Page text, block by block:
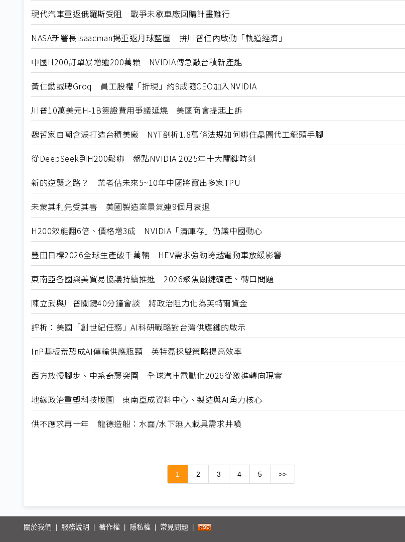
現代汽車重返俄羅斯受阻 戰爭未歇車廠回購計畫難行
NASA新署長Isaacman揭重返月球藍圖 拚川普任內啟動「軌道經濟」
中國H200訂單暴增逾200萬顆 NVIDIA傳急敲台積新產能
黃仁勳誠聘Groq 員工股權「折現」約9成隨CEO加入NVIDIA
川普10萬美元H-1B簽證費用爭議延燒 美國商會提起上訴
魏哲家自嘲含淚打造台積美廠 NYT剖析1.8萬條法規如何綁住晶圓代工龍頭手腳
從DeepSeek到H200鬆綁 盤點NVIDIA 2025年十大關鍵時刻
新的逆襲之路？ 業者估未來5~10年中國將竄出多家TPU
未蒙其利先受其害 美國製造業景氣連9個月衰退
H200效能翻6倍、價格增3成 NVIDIA「清庫存」仍讓中國動心
豐田目標2026全球生產破千萬輛 HEV需求強勁跨越電動車放緩影響
東南亞各國與美貿易協議持續推進 2026聚焦關鍵礦產、轉口問題
陳立武與川普關鍵40分鐘會談 將政治阻力化為英特爾資金
評析：美國「創世紀任務」AI科研戰略對台灣供應鏈的啟示
InP基板荒恐成AI傳輸供應瓶頸 英特磊採雙策略提高效率
西方放慢腳步、中系奇襲突圍 全球汽車電動化2026從激進轉向現實
地緣政治重塑科技版圖 東南亞成資料中心、製造與AI角力核心
供不應求再十年 龍德造船：水面/水下無人載具需求井噴
1 2 3 4 5 >>
關於我們 | 服務說明 | 著作權 | 隱私權 | 常見問題 |